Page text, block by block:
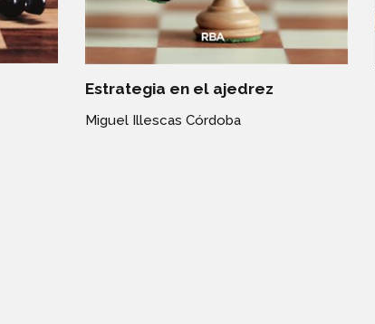
Estrategia en el ajedrez
Miguel Illescas Córdoba